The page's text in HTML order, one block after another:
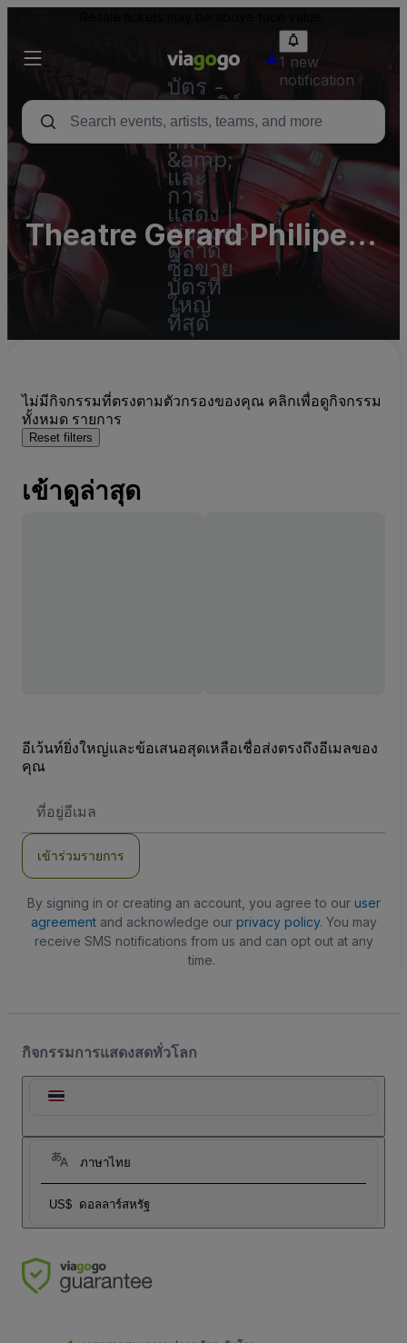
บัตร -
คอนเสิร์ต
บัตร
กีฬา
&amp;
และ
การ
แสดง |
viagogo
ตลาด
ซื้อขาย
บัตรที่
ใหญ่
ที่สุด
1 new
notification
Theatre Gerard Philipe -
Montpellier
ไม่มีกิจกรรมที่ตรงตามตัวกรองของคุณ คลิกเพื่อดูกิจกรรม
ทั้งหมด รายการ
Reset filters
เข้าดูล่าสุด
อีเว้นท์ยิ่งใหญ่และข้อเสนอสุดเหลือเชื่อส่งตรงถึงอีเมลของ
คุณ
อยู่
เข้าร่วมรายการ
By signing in or creating an account, you agree to our user
agreementand acknowledge our privacy policy. You may
receive SMS notifications from us and can opt out at any
time.
กิจกรรมการแสดงสดทั่วโลก
ภาษาไทย
US$ ดอลลาร์สหรัฐ